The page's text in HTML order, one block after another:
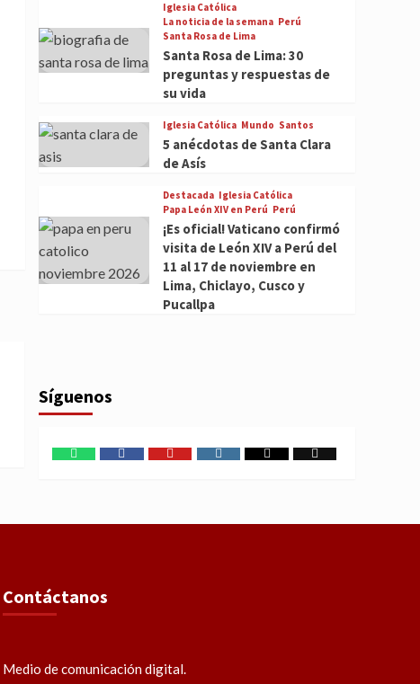
Iglesia Católica
La noticia de la semana Perú
Santa Rosa de Lima
Santa Rosa de Lima: 30
preguntas y respuestas de
su vida
Iglesia Católica Mundo Santos
5 anécdotas de Santa Clara
de Asís
Destacada Iglesia Católica
Papa León XIV en Perú Perú
¡Es oficial! Vaticano confirmó
visita de León XIV a Perú del
11 al 17 de noviembre en
Lima, Chiclayo, Cusco y
Pucallpa
Síguenos
WhatsAppFacebookYoutubeInstagram
X TikTok
Contáctanos
Medio de comunicación digital.